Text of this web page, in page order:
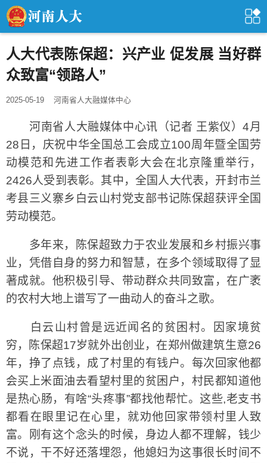
人大代表陈保超：兴产业 促发展 当好群
众致富“领路人”
2025-05-19 河南省人大融媒体中心
河南省人大融媒体中心讯（记者 王紫仪）4月
28日，庆祝中华全国总工会成立100周年暨全国劳
动模范和先进工作者表彰大会在北京隆重举行，
2426人受到表彰。其中，全国人大代表，开封市兰
考县三义寨乡白云山村党支部书记陈保超获评全国
劳动模范。
多年来，陈保超致力于农业发展和乡村振兴事
业，凭借自身的努力和智慧，在多个领域取得了显
著成就。他积极引导、带动群众共同致富，在广袤
的农村大地上谱写了一曲动人的奋斗之歌。
白云山村曾是远近闻名的贫困村。因家境贫
穷，陈保超17岁就外出创业，在郑州做建筑生意26
年，挣了点钱，成了村里的有钱户。每次回家他都
会买上米面油去看望村里的贫困户，村民都知道他
是热心肠，有啥“头疼事”都找他帮忙。这些,老支书
都看在眼里记在心里，就劝他回家带领村里人致
富。刚有这个念头的时候，身边人都不理解，钱少
不说，干不好还落埋怨，他媳妇为这事很长时间不